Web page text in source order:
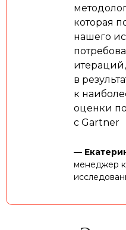
—
менеджер
которая
нашего
в
к
оценки
с Gartner